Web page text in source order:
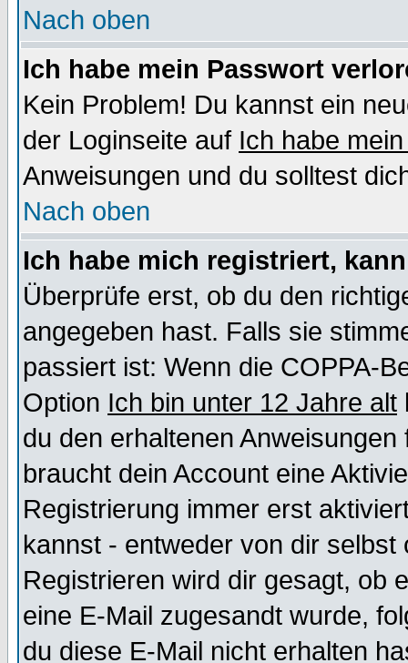
Nach oben
Ich habe mein Passwort
Kein Problem! Du kannst ein
der Loginseite auf Ich habe
Anweisungen und du solltest
Nach oben
Ich habe mich registriert,
Überprüfe erst, ob du den
angegeben hast. Falls sie
passiert ist: Wenn die COPPA-
Option Ich bin unter 12 Jahre alt
du den erhaltenen
braucht dein Account eine
Registrierung immer erst
kannst - entweder von dir selbst
Registrieren wird dir gesagt, ob
eine E-Mail zugesandt wurde,
du diese E-Mail nicht erhalten